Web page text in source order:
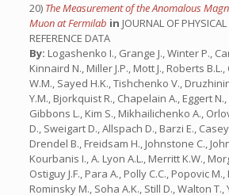
20) The Measurement of the Anomalous
Muon at Fermilab in JOURNAL OF
REFERENCE DATA
By: Logashenko I., Grange J., Winter P.,
Kinnaird N., Miller J.P., Mott J., Roberts
W.M., Sayed H.K., Tishchenko V.,
Y.M., Bjorkquist R., Chapelain A., Eggert
Gibbons L., Kim S., Mikhailichenko A.,
D., Sweigart D., Allspach D., Barzi E.,
Drendel B., Freidsam H., Johnstone C.,
Kourbanis I., A. Lyon A.L., Merritt K.W.,
Ostiguy J.F., Para A., Polly C.C., Popovic
Rominsky M., Soha A.K., Still D., Walton T.,